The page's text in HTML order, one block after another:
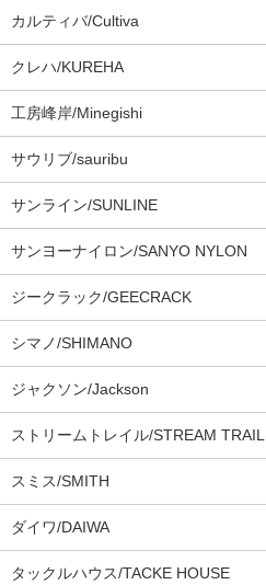
カルティバ/Cultiva
クレハ/KUREHA
工房峰岸/Minegishi
サウリブ/sauribu
サンライン/SUNLINE
サンヨーナイロン/SANYO NYLON
ジークラック/GEECRACK
シマノ/SHIMANO
ジャクソン/Jackson
ストリームトレイル/STREAM TRAIL
スミス/SMITH
ダイワ/DAIWA
タックルハウス/TACKE HOUSE